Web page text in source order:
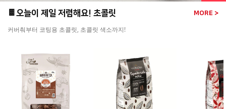
🍫오늘이 제일 저렴해요! 초콜릿 MORE >
커버춰부터 코팅용 초콜릿, 초콜릿 색소까지!